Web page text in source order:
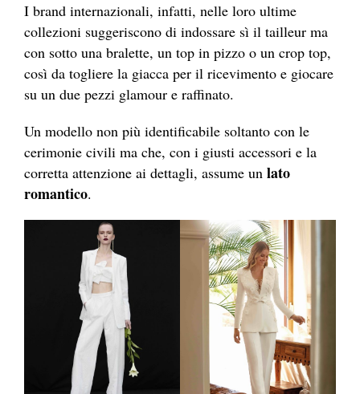
I brand internazionali, infatti, nelle loro ultime
collezioni suggeriscono di indossare sì il tailleur ma
con sotto una bralette, un top in pizzo o un crop top,
così da togliere la giacca per il ricevimento e giocare
su un due pezzi glamour e raffinato.
Un modello non più identificabile soltanto con le
cerimonie civili ma che, con i giusti accessori e la
corretta attenzione ai dettagli, assume un lato
romantico.